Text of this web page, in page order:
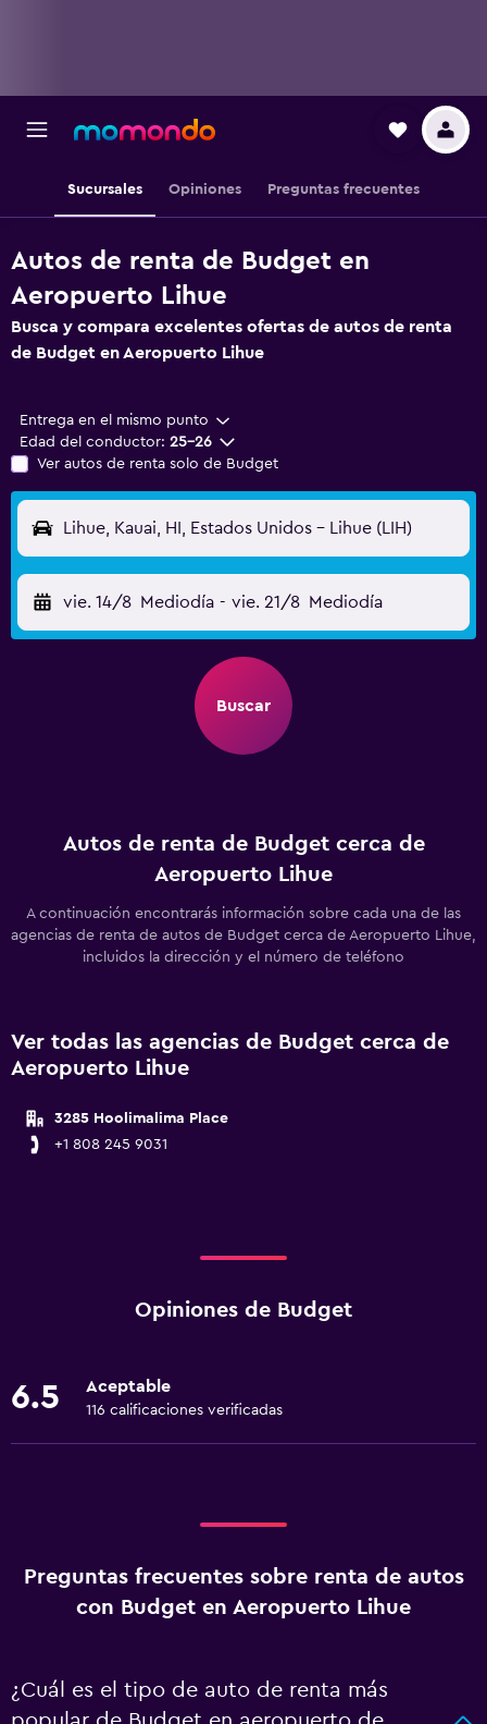
Sucursales Opiniones Preguntas frecuentes
Autos de renta de Budget en
Aeropuerto Lihue
Busca y compara excelentes ofertas de autos de renta
de Budget en Aeropuerto Lihue
Entrega en el mismo punto
Edad del conductor: 25-26
Ver autos de renta solo de Budget
Lihue, Kauai, HI, Estados Unidos - Lihue (LIH)
vie. 14/8 Mediodía - vie. 21/8 Mediodía
Buscar
Autos de renta de Budget cerca de
Aeropuerto Lihue
A continuación encontrarás información sobre cada una de las
agencias de renta de autos de Budget cerca de Aeropuerto Lihue,
incluidos la dirección y el número de teléfono
Ver todas las agencias de Budget cerca de
Aeropuerto Lihue
3285 Hoolimalima Place
+1 808 245 9031
Opiniones de Budget
6.5 Aceptable
116 calificaciones verificadas
Preguntas frecuentes sobre renta de autos
con Budget en Aeropuerto Lihue
¿Cuál es el tipo de auto de renta más